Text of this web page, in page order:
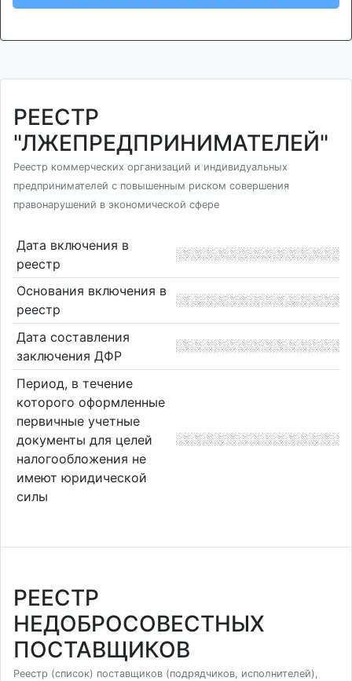
РЕЕСТР
"ЛЖЕПРЕДПРИНИМАТЕЛЕЙ"
Реестр коммерческих организаций и индивидуальных
предпринимателей с повышенным риском совершения
правонарушений в экономической сфере
Дата включения в
реестр
Основания включения в
реестр
Дата составления
заключения ДФР
Период, в течение
которого оформленные
первичные учетные
документы для целей
налогообложения не
имеют юридической
силы
РЕЕСТР
НЕДОБРОСОВЕСТНЫХ
ПОСТАВЩИКОВ
Реестр (список) поставщиков (подрядчиков, исполнителей),